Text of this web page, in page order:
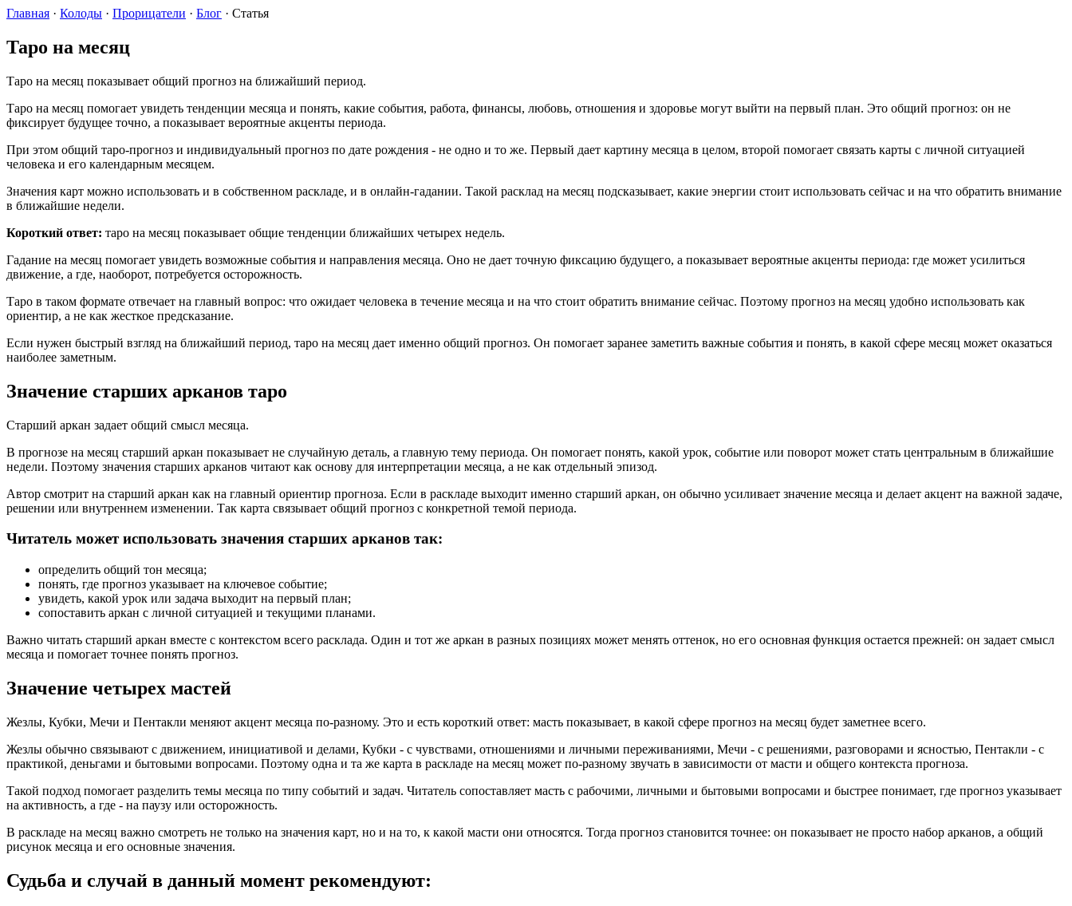
Главная · Колоды · Прорицатели · Блог · Статья
Таро на месяц
Таро на месяц показывает общий прогноз на ближайший период.
Таро на месяц помогает увидеть тенденции месяца и понять, какие события, работа, финансы, любовь, отношения и здоровье могут выйти на первый план. Это общий прогноз: он не
фиксирует будущее точно, а показывает вероятные акценты периода.
При этом общий таро-прогноз и индивидуальный прогноз по дате рождения - не одно и то же. Первый дает картину месяца в целом, второй помогает связать карты с личной ситуацией
человека и его календарным месяцем.
Значения карт можно использовать и в собственном раскладе, и в онлайн-гадании. Такой расклад на месяц подсказывает, какие энергии стоит использовать сейчас и на что обратить внимание
в ближайшие недели.
Короткий ответ: таро на месяц показывает общие тенденции ближайших четырех недель.
Гадание на месяц помогает увидеть возможные события и направления месяца. Оно не дает точную фиксацию будущего, а показывает вероятные акценты периода: где может усилиться
движение, а где, наоборот, потребуется осторожность.
Таро в таком формате отвечает на главный вопрос: что ожидает человека в течение месяца и на что стоит обратить внимание сейчас. Поэтому прогноз на месяц удобно использовать как
ориентир, а не как жесткое предсказание.
Если нужен быстрый взгляд на ближайший период, таро на месяц дает именно общий прогноз. Он помогает заранее заметить важные события и понять, в какой сфере месяц может оказаться
наиболее заметным.
Значение старших арканов таро
Старший аркан задает общий смысл месяца.
В прогнозе на месяц старший аркан показывает не случайную деталь, а главную тему периода. Он помогает понять, какой урок, событие или поворот может стать центральным в ближайшие
недели. Поэтому значения старших арканов читают как основу для интерпретации месяца, а не как отдельный эпизод.
Автор смотрит на старший аркан как на главный ориентир прогноза. Если в раскладе выходит именно старший аркан, он обычно усиливает значение месяца и делает акцент на важной задаче,
решении или внутреннем изменении. Так карта связывает общий прогноз с конкретной темой периода.
Читатель может использовать значения старших арканов так:
определить общий тон месяца;
понять, где прогноз указывает на ключевое событие;
увидеть, какой урок или задача выходит на первый план;
сопоставить аркан с личной ситуацией и текущими планами.
Важно читать старший аркан вместе с контекстом всего расклада. Один и тот же аркан в разных позициях может менять оттенок, но его основная функция остается прежней: он задает смысл
месяца и помогает точнее понять прогноз.
Значение четырех мастей
Жезлы, Кубки, Мечи и Пентакли меняют акцент месяца по-разному. Это и есть короткий ответ: масть показывает, в какой сфере прогноз на месяц будет заметнее всего.
Жезлы обычно связывают с движением, инициативой и делами, Кубки - с чувствами, отношениями и личными переживаниями, Мечи - с решениями, разговорами и ясностью, Пентакли - с
практикой, деньгами и бытовыми вопросами. Поэтому одна и та же карта в раскладе на месяц может по-разному звучать в зависимости от масти и общего контекста прогноза.
Такой подход помогает разделить темы месяца по типу событий и задач. Читатель сопоставляет масть с рабочими, личными и бытовыми вопросами и быстрее понимает, где прогноз указывает
на активность, а где - на паузу или осторожность.
В раскладе на месяц важно смотреть не только на значения карт, но и на то, к какой масти они относятся. Тогда прогноз становится точнее: он показывает не просто набор арканов, а общий
рисунок месяца и его основные значения.
Судьба и случай в данный момент рекомендуют: